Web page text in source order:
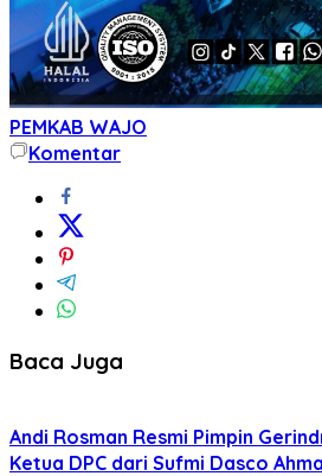
PEMKAB WAJO
Komentar
Baca Juga
Andi Rosman Resmi Pimpin
Ketua DPC dari Sufmi Dasco